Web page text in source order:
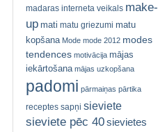
madaras interneta veikals make-
up mati matu griezumi matu
kopšana Mode mode 2012 modes
tendences motivācija mājas
iekārtošana mājas uzkopšana
padomi pārmaiņas pārtika
receptes sapņi sieviete
sieviete pēc 40sievietes